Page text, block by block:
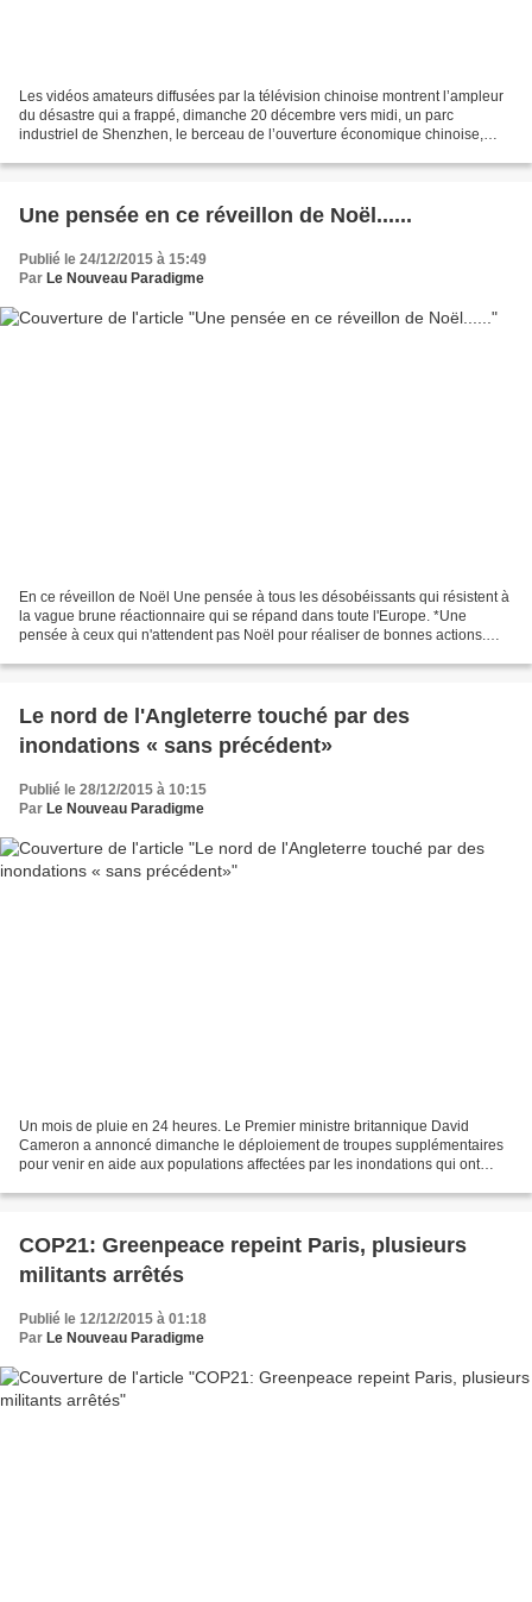
Les vidéos amateurs diffusées par la télévision chinoise montrent l’ampleur
du désastre qui a frappé, dimanche 20 décembre vers midi, un parc
industriel de Shenzhen, le berceau de l’ouverture économique chinoise,
Une pensée en ce réveillon de Noël......
Publié le 24/12/2015 à 15:49
Par Le Nouveau Paradigme
En ce réveillon de Noël Une pensée à tous les désobéissants qui résistent à
la vague brune réactionnaire qui se répand dans toute l'Europe. *Une
pensée à ceux qui n'attendent pas Noël pour réaliser de bonnes actions.
Le nord de l'Angleterre touché par des
inondations « sans précédent»
Publié le 28/12/2015 à 10:15
Par Le Nouveau Paradigme
Un mois de pluie en 24 heures. Le Premier ministre britannique David
Cameron a annoncé dimanche le déploiement de troupes supplémentaires
pour venir en aide aux populations affectées par les inondations qui ont
COP21: Greenpeace repeint Paris, plusieurs
militants arrêtés
Publié le 12/12/2015 à 01:18
Par Le Nouveau Paradigme